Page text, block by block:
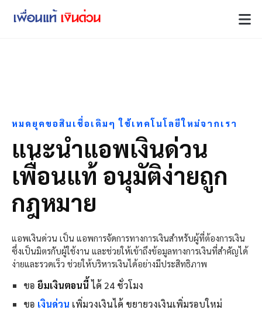
หมดยุคขอสินเชื่อเดิมๆ ใช้เทคโนโลยีใหม่จากเรา
แนะนำแอพเงินด่วน
เพื่อนแท้ อนุมัติง่ายถูก
กฎหมาย
แอพเงินด่วน เป็น แอพการจัดการทางการเงินสำหรับผู้ที่ต้องการเงิน
ซึ่งเป็นมิตรกับผู้ใช้งาน และช่วยให้เข้าถึงข้อมูลทางการเงินที่สำคัญได้
ง่ายและรวดเร็ว ช่วยให้บริหารเงินได้อย่างมีประสิทธิภาพ
ขอ ยืมเงินตอนนี้ ได้ 24 ชั่วโมง
ขอ เงินด่วน เพิ่มวงเงินได้ ขยายวงเงินเพิ่มรอบใหม่